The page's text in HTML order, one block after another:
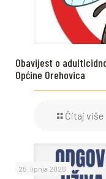
Obavijest o
Općine Orehovica
Čitaj više
25. lipnja 2026.